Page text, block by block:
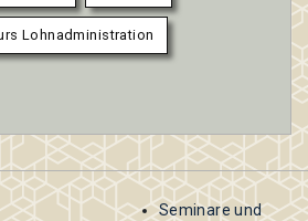
Lohnadministration
Seminare und